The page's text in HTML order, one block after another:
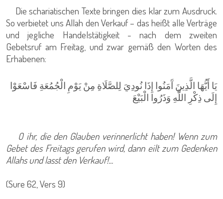
Die schariatischen Texte bringen dies klar zum Ausdruck.
So verbietet uns Allah den Verkauf – das heißt alle Verträge
und jegliche Handelstätigkeit - nach dem zweiten
Gebetsruf am Freitag, und zwar gemäß den Worten des
Erhabenen:
يَا أَيُّهَا الَّذِينَ آَمَنُوا إِذَا نُودِيَ لِلصَّلَاةِ مِنْ يَوْمِ الْجُمُعَةِ فَاسْعَوْا
إِلَى ذِكْرِ اللَّهِ وَذَرُوا الْبَيْعَ
O ihr, die den Glauben verinnerlicht haben! Wenn zum
Gebet des Freitags gerufen wird, dann eilt zum Gedenken
Allahs und lasst den Verkauf!...
(Sure 62, Vers 9)